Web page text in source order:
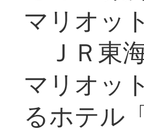
マリオッ
ＪＲ東
マリオッ
るホテル